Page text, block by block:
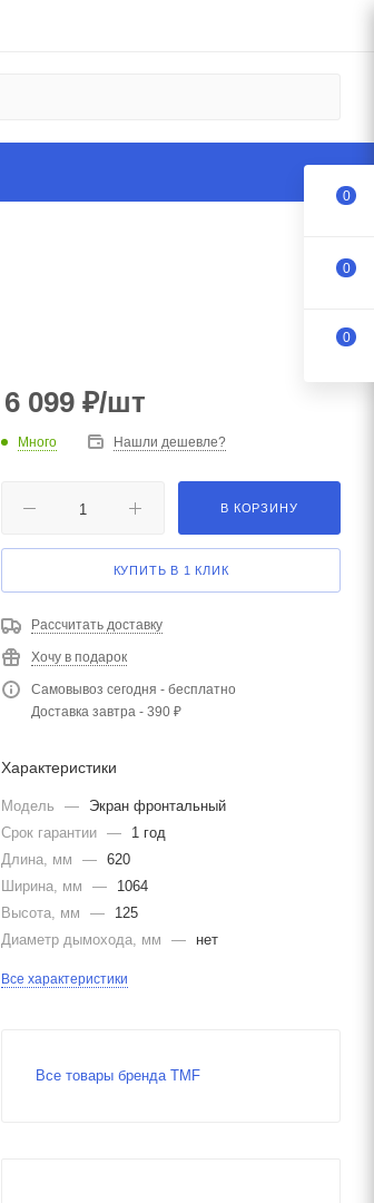
6 099 ₽/шт
Много Нашли дешевле?
В КОРЗИНУ
КУПИТЬ В 1 КЛИК
Рассчитать доставку
Хочу в подарок
Самовывоз сегодня - бесплатно
Доставка завтра - 390 ₽
Характеристики
Модель —
Экран фронтальный
Срок гарантии —
1 год
Длина, мм
— 620
Ширина, мм
—
1064
Высота, мм
—
125
Диаметр дымохода, мм
— нет
Все характеристики
Все товары бренда TMF
0
0
0